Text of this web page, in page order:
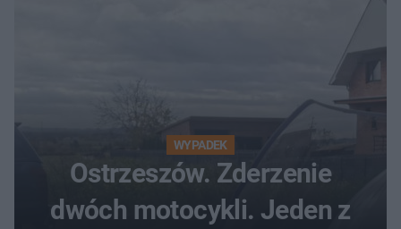
WYPADEK
Ostrzeszów. Zderzenie
dwóch motocykli. Jeden z